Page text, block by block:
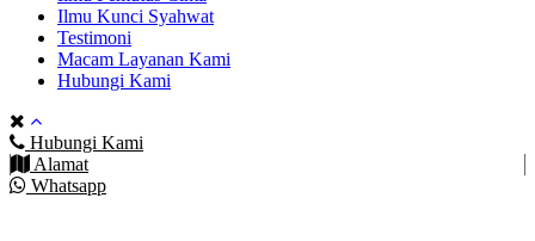
Ilmu Kunci Syahwat
Testimoni
Macam Layanan Kami
Hubungi Kami
Hubungi Kami
Alamat
Whatsapp